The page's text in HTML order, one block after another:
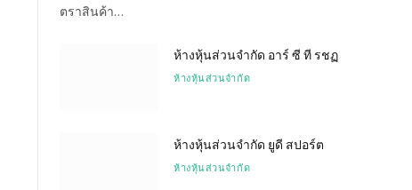
ตราสินค้า…
ห้างหุ้นส่วนจำกัด อาร์ ซี ที รชฏ
ห้างหุ้นส่วนจำกัด
ห้างหุ้นส่วนจำกัด ยูดี สปอร์ต
ห้างหุ้นส่วนจำกัด